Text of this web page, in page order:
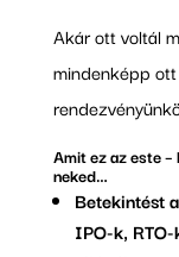
Akár ott voltál
mindenképp
Amit ez az este
neked…
Betekintést
IPO-k,